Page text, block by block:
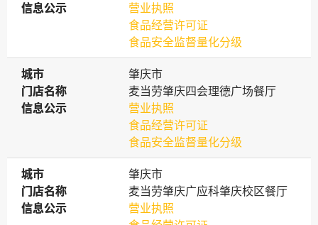
信息公示
信息公示
营业执照
食品经营许可证
食品安全监督量化分级
城市
城市
肇庆市
门店名称
门店名称
麦当劳肇庆四会理德广场餐厅
信息公示
信息公示
营业执照
食品经营许可证
食品安全监督量化分级
城市
城市
肇庆市
门店名称
门店名称
麦当劳肇庆广应科肇庆校区餐厅
信息公示
信息公示
营业执照